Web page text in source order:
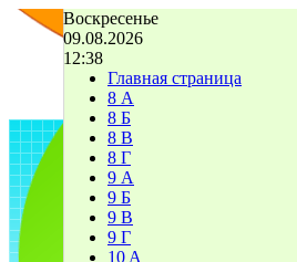
Воскресенье
09.08.2026
12:38
Главная страница
8 А
8 Б
8 В
8 Г
9 А
9 Б
9 В
9 Г
10 A